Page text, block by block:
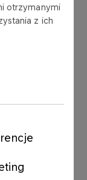
otrzymanymi
z ich
S.A.
LOTOS